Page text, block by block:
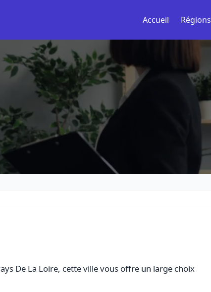
Accueil Régions
De La Loire, cette ville vous offre un large choix